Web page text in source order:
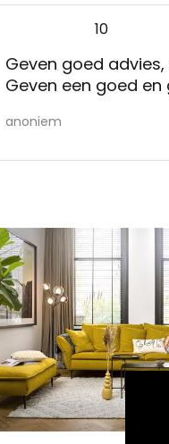
10
Geven goed
Geven een goed
anoniem